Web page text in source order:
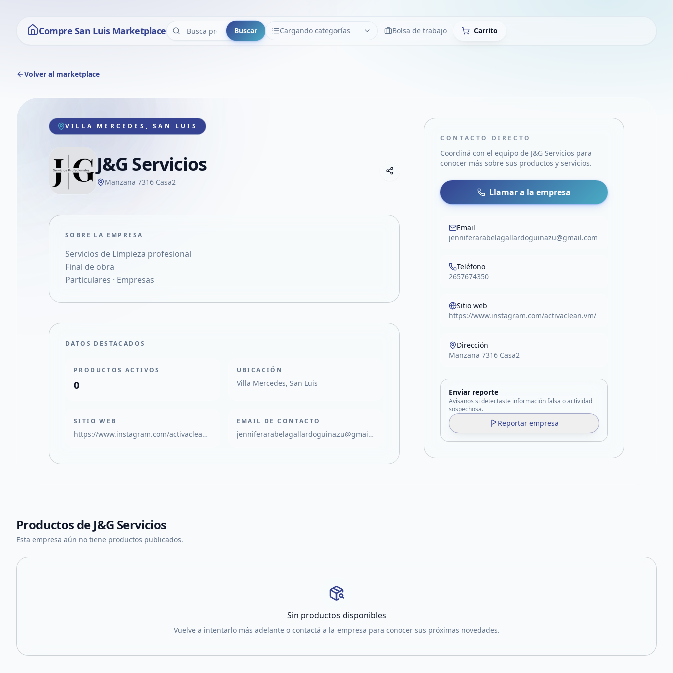
Compre San Luis Marketplace Buscar Cargando categorías
CATEGORÍAS LimpiarBolsa de trabajo Carrito
Volver al marketplace
VILLA MERCEDES, SAN LUIS
J&G Servicios
Manzana 7316 Casa2
Compartir empresa
Compartir por WhatsApp
Compartir por mail
Compartir en Facebook
SOBRE LA EMPRESA
Servicios de Limpieza profesional
Final de obra
Particulares · Empresas
DATOS DESTACADOS
PRODUCTOS ACTIVOS
0
UBICACIÓN
Villa Mercedes, San Luis
SITIO WEB
https://www.instagram.com/activaclean.vm/
EMAIL DE CONTACTO
jenniferarabelagallardoguinazu@gmail.com
CONTACTO DIRECTO
Coordiná con el equipo de J&G Servicios para
conocer más sobre sus productos y servicios.
Llamar a la empresa
Email
jenniferarabelagallardoguinazu@gmail.com
Teléfono
2657674350
Sitio web
https://www.instagram.com/activaclean.vm/
Dirección
Manzana 7316 Casa2
Enviar reporte
Avisanos si detectaste información falsa o actividad
sospechosa.
Reportar empresa
Productos de J&G Servicios
Esta empresa aún no tiene productos publicados.
Sin productos disponibles
Vuelve a intentarlo más adelante o contactá a la empresa para conocer sus próximas novedades.